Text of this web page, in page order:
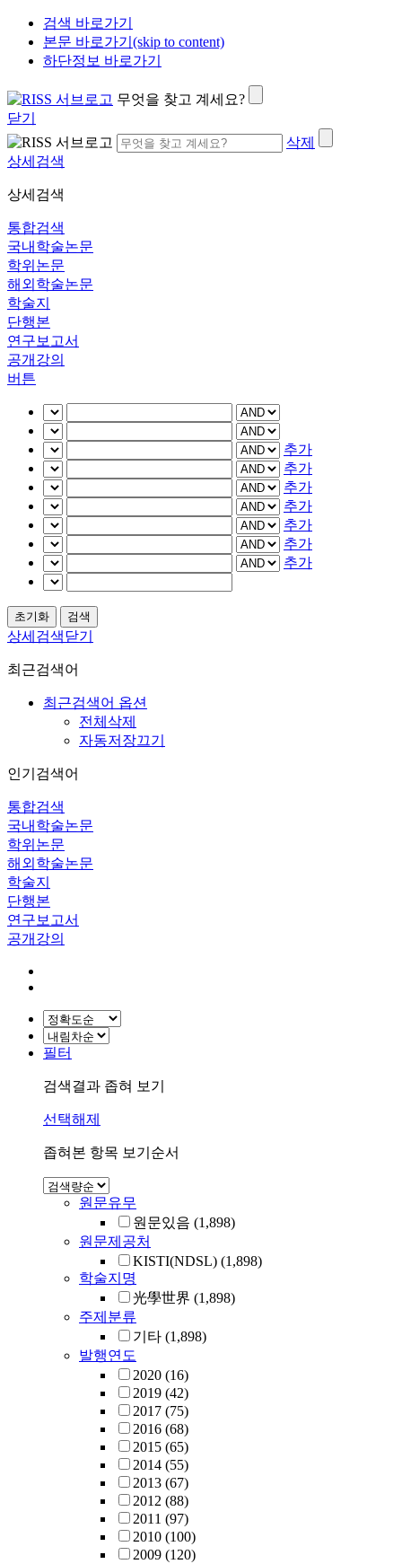
검색 바로가기
본문 바로가기(skip to content)
하단정보 바로가기
무엇을 찾고 계세요?
닫기
삭제
상세검색
상세검색
통합검색
국내학술논문
학위논문
해외학술논문
학술지
단행본
연구보고서
공개강의
버튼
추가
추가
추가
추가
추가
추가
추가
상세검색닫기
최근검색어
최근검색어 옵션
전체삭제
자동저장끄기
인기검색어
통합검색
국내학술논문
학위논문
해외학술논문
학술지
단행본
연구보고서
공개강의
필터
검색결과 좁혀 보기
선택해제
좁혀본 항목 보기순서
원문유무
원문있음 (1,898)
원문제공처
KISTI(NDSL) (1,898)
학술지명
光學世界 (1,898)
주제분류
기타 (1,898)
발행연도
2020 (16)
2019 (42)
2017 (75)
2016 (68)
2015 (65)
2014 (55)
2013 (67)
2012 (88)
2011 (97)
2010 (100)
2009 (120)